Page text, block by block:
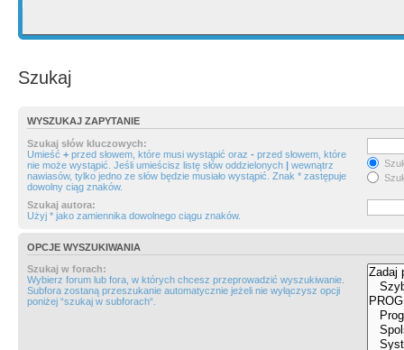
Szukaj
WYSZUKAJ ZAPYTANIE
Szukaj słów kluczowych:
Umieść + przed słowem, które musi wystąpić oraz - przed słowem, które
nie może wystąpić. Jeśli umieścisz listę słów oddzielonych | wewnątrz
nawiasów, tylko jedno ze słów będzie musiało wystąpić. Znak * zastępuje
dowolny ciąg znaków.
Szukaj autora:
Użyj * jako zamiennika dowolnego ciągu znaków.
OPCJE WYSZUKIWANIA
Szukaj w forach:
Wybierz forum lub fora, w których chcesz przeprowadzić wyszukiwanie.
Subfora zostaną przeszukanie automatycznie jeżeli nie wyłączysz opcji
poniżej “szukaj w subforach“.